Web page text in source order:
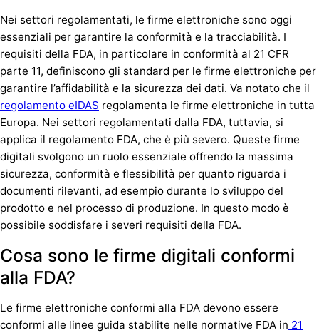
Nei settori regolamentati, le firme elettroniche sono oggi
essenziali per garantire la conformità e la tracciabilità. I
requisiti della FDA, in particolare in conformità al 21 CFR
parte 11, definiscono gli standard per le firme elettroniche per
garantire l’affidabilità e la sicurezza dei dati. Va notato che il
regolamento eIDAS regolamenta le firme elettroniche in tutta
Europa. Nei settori regolamentati dalla FDA, tuttavia, si
applica il regolamento FDA, che è più severo. Queste firme
digitali svolgono un ruolo essenziale offrendo la massima
sicurezza, conformità e flessibilità per quanto riguarda i
documenti rilevanti, ad esempio durante lo sviluppo del
prodotto e nel processo di produzione. In questo modo è
possibile soddisfare i severi requisiti della FDA.
Cosa sono le firme digitali conformi
alla FDA?
Le firme elettroniche conformi alla FDA devono essere
conformi alle linee guida stabilite nelle normative FDA in 21